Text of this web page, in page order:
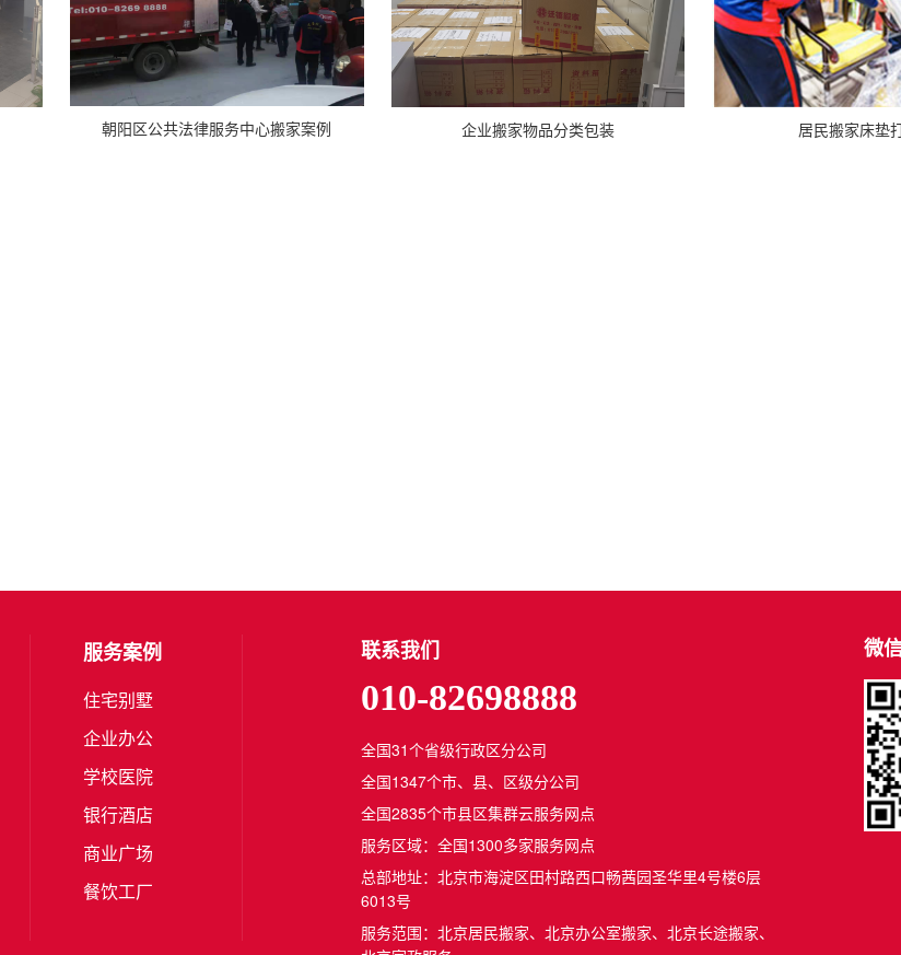
朝阳区公共法律服务中心搬家案例 企业搬家物品分类包装 居民搬家床垫
服务案例
住宅别墅
企业办公
学校医院
银行酒店
商业广场
餐饮工厂
联系我们
010-82698888
全国31个省级行政区分公司
全国1347个市、县、区级分公司
全国2835个市县区集群云服务网点
服务区域：全国1300多家服务网点
总部地址：北京市海淀区田村路西口畅茜园圣华里4号楼6层
6013号
服务范围：北京居民搬家、北京办公室搬家、北京长途搬家、
微